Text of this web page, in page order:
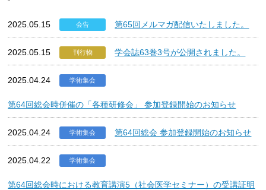
2025.05.15 会告 第65回メルマガ配信いたしました。
2025.05.15 刊行物 学会誌63巻3号が公開されました。
2025.04.24 学術集会
第64回総会時併催の「各種研修会」 参加登録開始のお知らせ
2025.04.24 学術集会 第64回総会 参加登録開始のお知らせ
2025.04.22 学術集会
第64回総会時における教育講演5（社会医学セミナー）の受講証明